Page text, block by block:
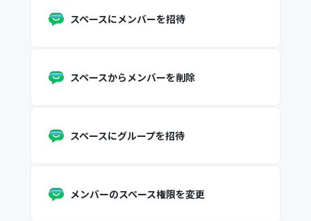
スペースにメンバーを招待
スペースからメンバーを削除
スペースにグループを招待
メンバーのスペース権限を変更